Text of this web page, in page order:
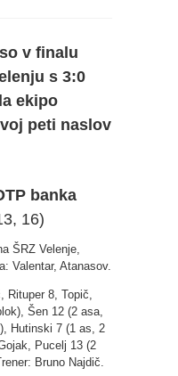
v finalu
s 3:0
ekipo
peti naslov
banka
16)
ŠRZ Velenje,
Valentar, Atanasov.
Rituper 8, Topič,
Šen 12 (2 asa,
Hutinski 7 (1 as, 2
Pucelj 13 (2
Bruno Najdič.